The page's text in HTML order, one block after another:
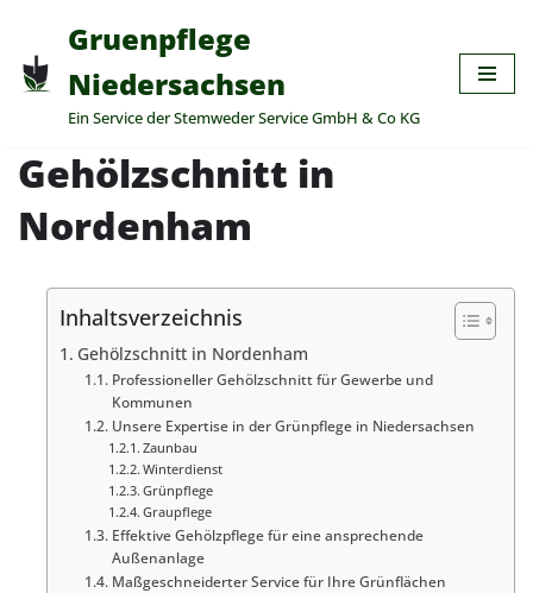
Zum
Inhalt
springen
Gruenpflege
Niedersachsen
Ein Service der Stemweder Service GmbH & Co KG
Gehölzschnitt in
Nordenham
Inhaltsverzeichnis
Gehölzschnitt in Nordenham
Professioneller Gehölzschnitt für Gewerbe und
Kommunen
Unsere Expertise in der Grünpflege in Niedersachsen
Zaunbau
Winterdienst
Grünpflege
Graupflege
Effektive Gehölzpflege für eine ansprechende
Außenanlage
Maßgeschneiderter Service für Ihre Grünflächen